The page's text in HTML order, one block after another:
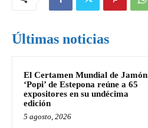
Últimas noticias
El Certamen Mundial de Jamón
‘Popi’ de Estepona reúne a 65
expositores en su undécima
edición
5 agosto, 2026